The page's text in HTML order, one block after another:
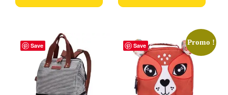
Save Save Promo !